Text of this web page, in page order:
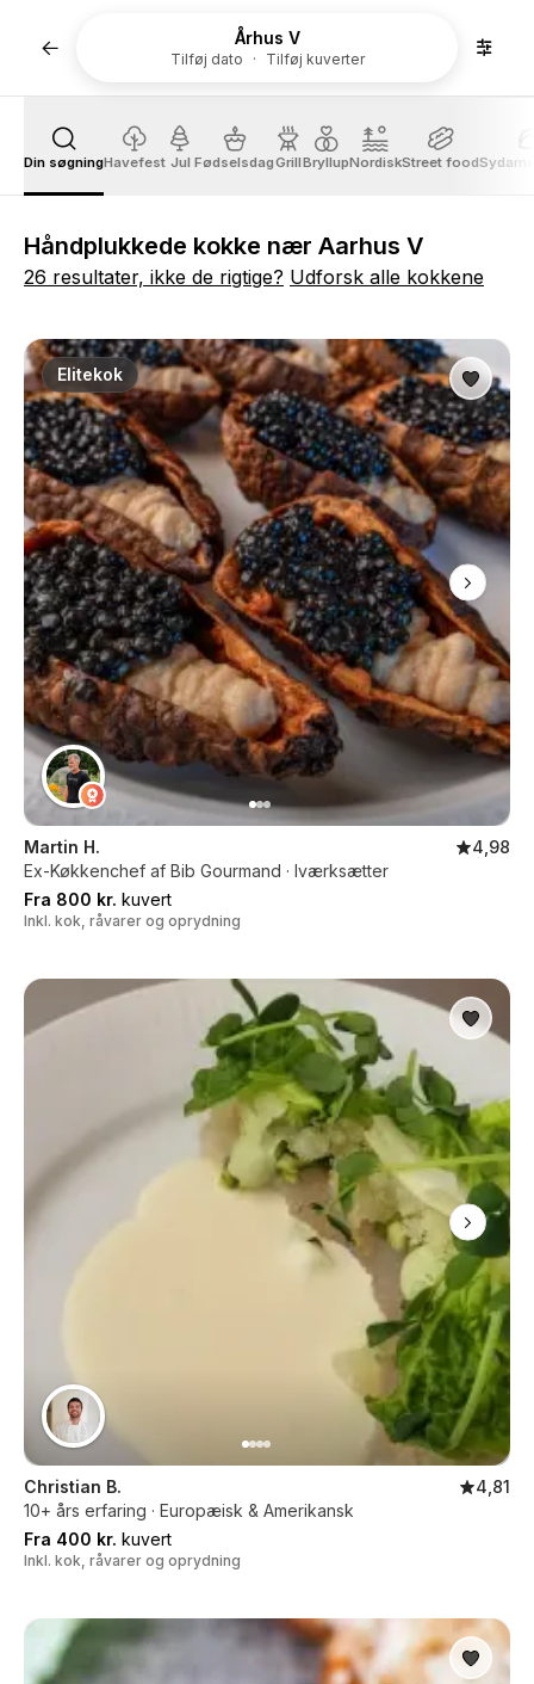
Århus V
Tilføj dato Tilføj kuverter
Din søgningHavefest Jul FødselsdagGrillBryllupNordiskStreet food
Håndplukkede kokke nær Aarhus V
26 resultater, ikke de rigtige? Udforsk alle kokkene
Elitekok
Martin H.
4,98
Ex-Køkkenchef af Bib Gourmand · Iværksætter
Fra 800 kr. kuvert
Inkl. kok, råvarer og oprydning
Christian B.
4,81
10+ års erfaring · Europæisk & Amerikansk
Fra 400 kr. kuvert
Inkl. kok, råvarer og oprydning